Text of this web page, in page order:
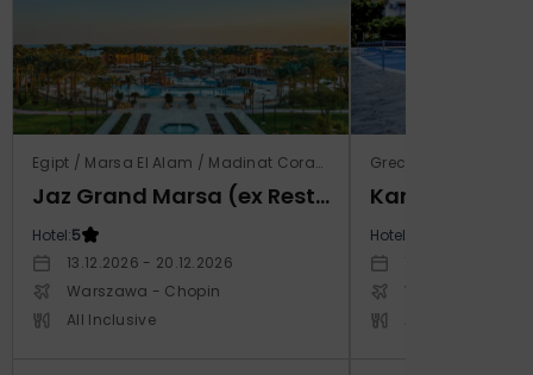
Egipt / Marsa El Alam / Madinat Coraya
Jaz Grand Marsa (ex Resta Grand Resort)
Hotel:5
13.12.2026 - 20.12.2026
Warszawa - Chopin
All Inclusive
Grecja / Samos /
Kampos
Hotel:
Warszawa -